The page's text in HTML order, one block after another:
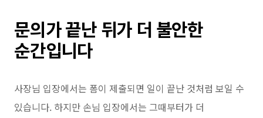
문의가 끝난 뒤가 더 불안한
순간입니다
사장님 입장에서는 폼이 제출되면 일이 끝난 것처럼 보일 수
있습니다. 하지만 손님 입장에서는 그때부터가 더